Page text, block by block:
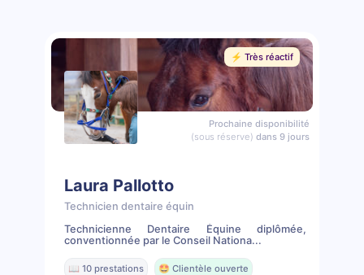
⚡️ Très réactif
Prochaine disponibilité
(sous réserve) dans 9 jours
Laura Pallotto
Technicien dentaire équin
Technicienne Dentaire Équine diplômée,
conventionnée par le Conseil Nationa...
📖 10 prestations 🤩 Clientèle ouverte